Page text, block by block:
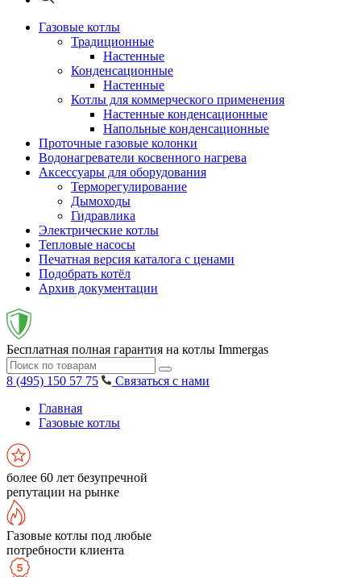
Газовые котлы
Традиционные
Настенные
Конденсационные
Настенные
Котлы для коммерческого применения
Настенные конденсационные
Напольные конденсационные
Проточные газовые колонки
Водонагреватели косвенного нагрева
Аксессуары для оборудования
Терморегулирование
Дымоходы
Гидравлика
Электрические котлы
Тепловые насосы
Печатная версия каталога с ценами
Подобрать котёл
Архив документации
Бесплатная полная гарантия на котлы Immergas
8 (495) 150 57 75
Связаться с нами
Главная
Газовые котлы
более 60 лет безупречной
репутации на рынке
Газовые котлы под любые
потребности клиента